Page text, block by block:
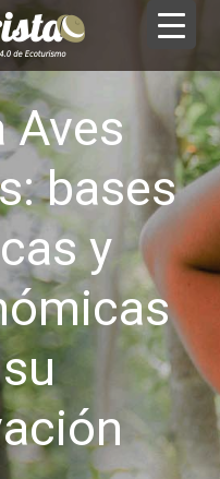
Aves
bases
y